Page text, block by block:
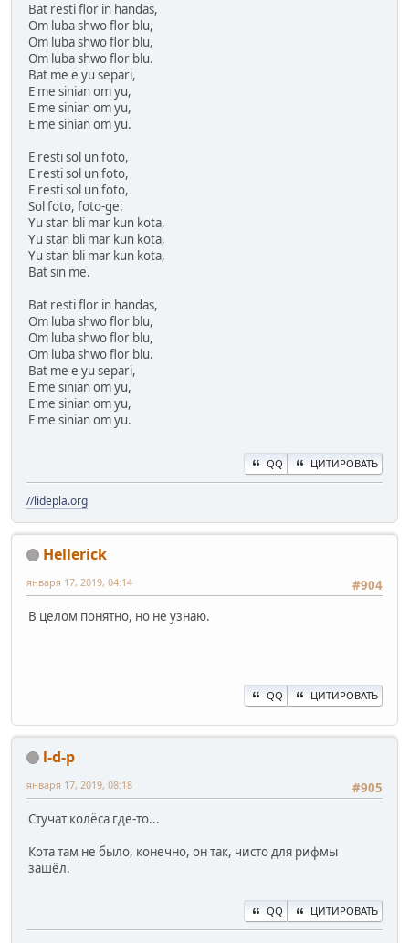
Bat resti flor in handas,
Om luba shwo flor blu,
Om luba shwo flor blu,
Om luba shwo flor blu.
Bat me e yu separi,
E me sinian om yu,
E me sinian om yu,
E me sinian om yu.
E resti sol un foto,
E resti sol un foto,
E resti sol un foto,
Sol foto, foto-ge:
Yu stan bli mar kun kota,
Yu stan bli mar kun kota,
Yu stan bli mar kun kota,
Bat sin me.
Bat resti flor in handas,
Om luba shwo flor blu,
Om luba shwo flor blu,
Om luba shwo flor blu.
Bat me e yu separi,
E me sinian om yu,
E me sinian om yu,
E me sinian om yu.
QQ ЦИТИРОВАТЬ
//lidepla.org
Hellerick
#904
января 17, 2019, 04:14
В целом понятно, но не узнаю.
QQ ЦИТИРОВАТЬ
l-d-p
#905
января 17, 2019, 08:18
Стучат колёса где-то...
Кота там не было, конечно, он так, чисто для рифмы
зашёл.
QQ ЦИТИРОВАТЬ